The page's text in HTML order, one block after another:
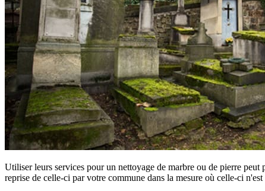
Utiliser leurs services pour un nettoyage de marbre ou de pierre
reprise de celle-ci par votre commune dans la mesure où celle-ci n'est